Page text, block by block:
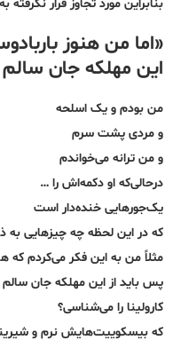
بنابراین مورد تجاوز قرار نگرفته
«اما من هنوز
این مهلکه جان سالم
من بودم و یک اسلحه
و مردی پشت سرم
و من ترانه می‌خواندم
در‌حالی‌که او دکمه‌اش را …
یک‌جورهایی خنده‌دار است
که در این لحظه چه چیزهایی
مثلاً من به این فکر می‌کردم که
پس باید از این مهلکه جان سالم
کارولینا را می‌شناسی؟
که بیسکوییت‌هایش نرم و